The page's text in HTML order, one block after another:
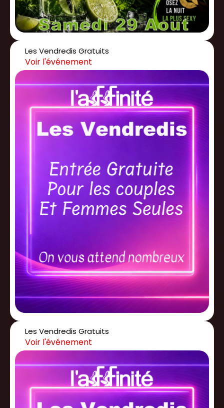
Les Vendredis Gratuits
Les Vendredis Gratuits